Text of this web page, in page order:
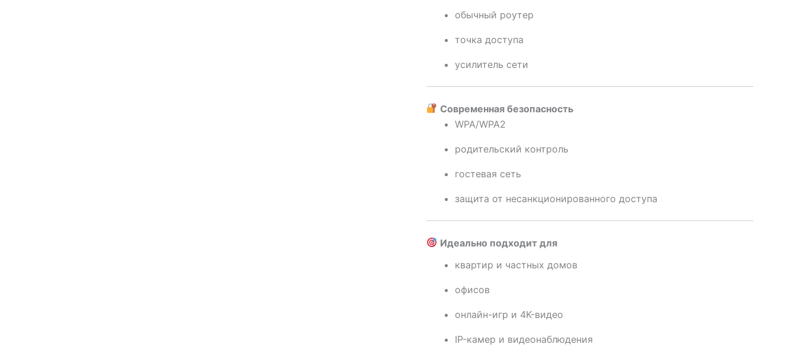
обычный роутер
точка доступа
усилитель сети
Современная безопасность
WPA/WPA2
родительский контроль
гостевая сеть
защита от несанкционированного доступа
Идеально подходит для
квартир и частных домов
офисов
онлайн-игр и 4K-видео
IP-камер и видеонаблюдения